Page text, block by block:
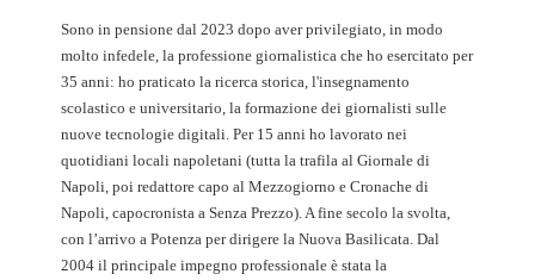
Sono in pensione dal 2023 dopo aver privilegiato, in modo
molto infedele, la professione giornalistica che ho esercitato per
35 anni: ho praticato la ricerca storica, l'insegnamento
scolastico e universitario, la formazione dei giornalisti sulle
nuove tecnologie digitali. Per 15 anni ho lavorato nei
quotidiani locali napoletani (tutta la trafila al Giornale di
Napoli, poi redattore capo al Mezzogiorno e Cronache di
Napoli, capocronista a Senza Prezzo). A fine secolo la svolta,
con l’arrivo a Potenza per dirigere la Nuova Basilicata. Dal
2004 il principale impegno professionale è stata la